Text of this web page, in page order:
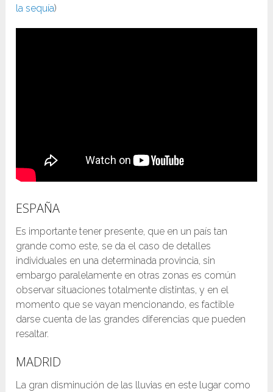
la sequía)
ESPAÑA
Es importante tener presente, que en un país tan
grande como este, se da el caso de detalles
individuales en una determinada provincia, sin
embargo paralelamente en otras zonas es común
observar situaciones totalmente distintas, y en el
momento que se vayan mencionando, es factible
darse cuenta de las grandes diferencias que pueden
resaltar.
MADRID
La gran disminución de las lluvias en este lugar como